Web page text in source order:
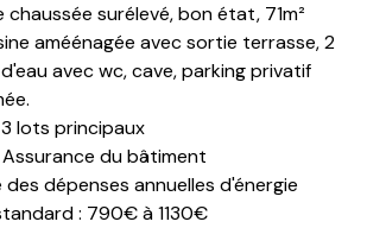
chaussée surélevé, bon état, 71m²
améénagée avec sortie terrasse, 2
avec wc, cave, parking privatif
lots principaux
du bâtiment
dépenses annuelles d'énergie
: 790€ à 1130€